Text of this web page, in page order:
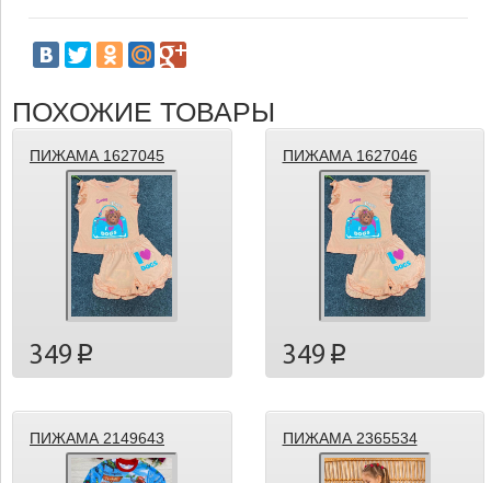
ПОХОЖИЕ ТОВАРЫ
ПИЖАМА 1627045
349 p
ПИЖАМА 1627046
349 p
ПИЖАМА 2149643 ПИЖАМА 2365534